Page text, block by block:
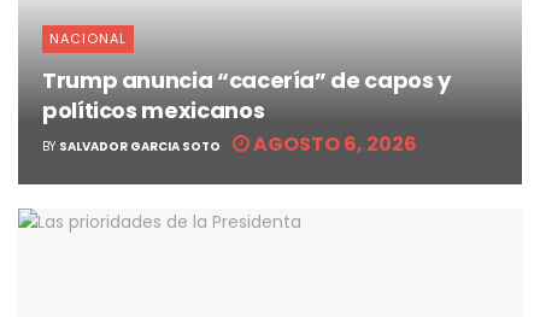
NACIONAL
Trump anuncia “cacería” de capos y
políticos mexicanos
BY SALVADOR GARCIA SOTO AGOSTO 6, 2026